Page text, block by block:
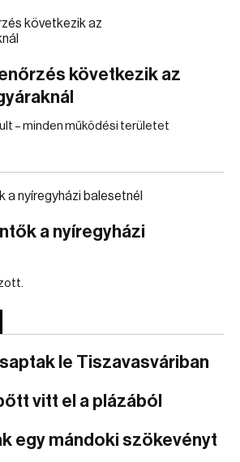
következik az
– minden működési területet
a nyíregyházi
le Tiszavasváriban
vitt el a plázából
egy mándoki szökevényt